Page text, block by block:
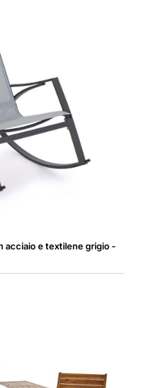
acciaio e textilene grigio -